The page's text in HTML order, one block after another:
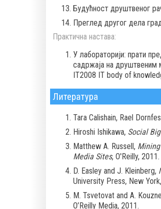
Будућност друштвеног
Преглед другог дела
Практична настава:
У лабораторији: прати
садржаја на друштвеним
IT2008 IT body of
Литература
Tara Calishain, Rael
Hiroshi Ishikawa, Social
Matthew A. Russell,
Media Sites, О'Reilly, 2011.
D. Easley and J. Kleinberg,
University Press, New
M. Tsvetovat and A.
O’Reilly Media, 2011.